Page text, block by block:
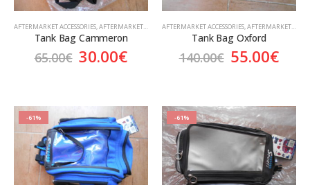
AFTERMARKET ACCESSORIES,AFTERMARKET ΑΞΕΣΟΥΆΡ
Tank Bag Cammeron
65.00€ Original
65.00€.
30.00€Η
είναι:
30.00€.
AFTERMARKET ACCESSORIES,AFTERMARKET ΑΞΕΣΟΥΆΡ
Tank Bag Oxford
140.00€ Original
140.00€.
55.00€Η
-61% -61%